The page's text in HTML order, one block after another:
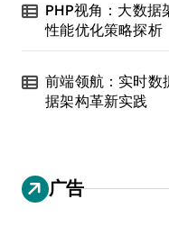
PHP视角：大数据
性能优化策略探析
前端领航：实时数
据架构革新实践
广告